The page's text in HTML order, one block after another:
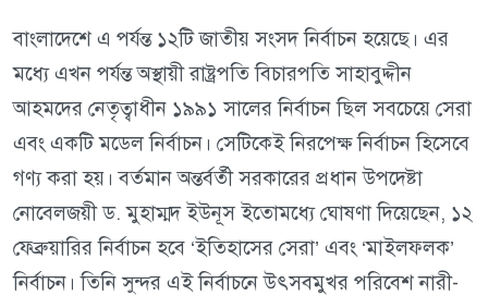
বাংলাদেশে এ পর্যন্ত ১২টি জাতীয় সংসদ নির্বাচন হয়েছে। এর
মধ্যে এখন পর্যন্ত অস্থায়ী রাষ্ট্রপতি বিচারপতি সাহাবুদ্দীন
আহমদের নেতৃত্বাধীন ১৯৯১ সালের নির্বাচন ছিল সবচেয়ে সেরা
এবং একটি মডেল নির্বাচন। সেটিকেই নিরপেক্ষ নির্বাচন হিসেবে
গণ্য করা হয়। বর্তমান অন্তর্বর্তী সরকারের প্রধান উপদেষ্টা
নোবেলজয়ী ড. মুহাম্মদ ইউনূস ইতোমধ্যে ঘোষণা দিয়েছেন, ১২
ফেব্রুয়ারির নির্বাচন হবে ‘ইতিহাসের সেরা’ এবং ‘মাইলফলক’
নির্বাচন। তিনি সুন্দর এই নির্বাচনে উৎসবমুখর পরিবেশ নারী-